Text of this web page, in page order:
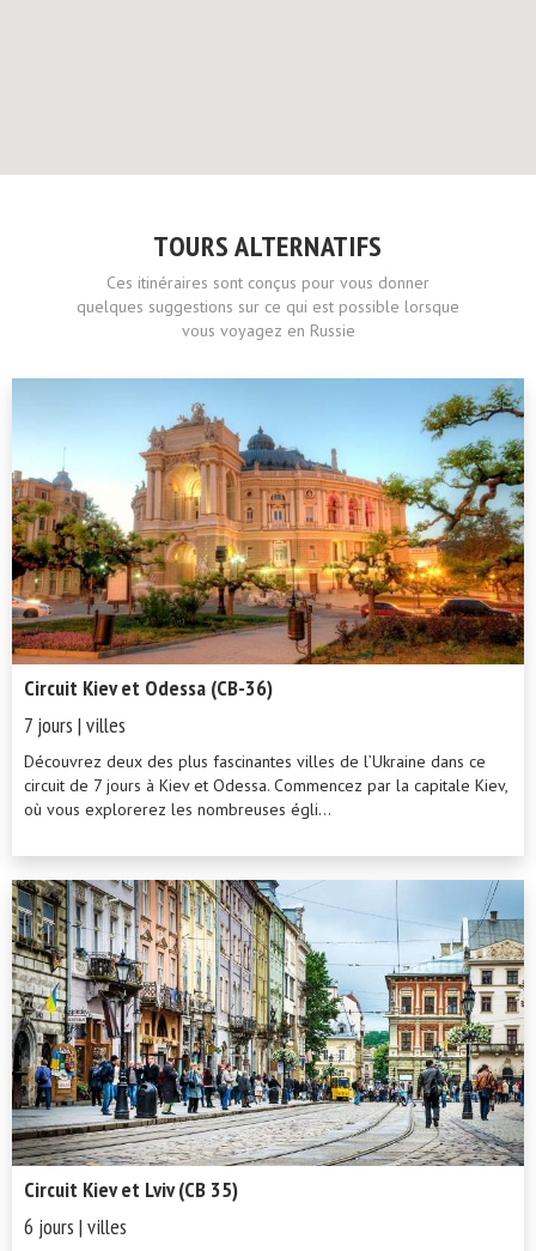
TOURS ALTERNATIFS
Ces itinéraires sont conçus pour vous donner
quelques suggestions sur ce qui est possible lorsque
vous voyagez en Russie
Circuit Kiev et Odessa (CB-36)
7 jours | villes
Découvrez deux des plus fascinantes villes de l’Ukraine dans ce
circuit de 7 jours à Kiev et Odessa. Commencez par la capitale Kiev,
où vous explorerez les nombreuses égli...
Circuit Kiev et Lviv (CB 35)
6 jours | villes